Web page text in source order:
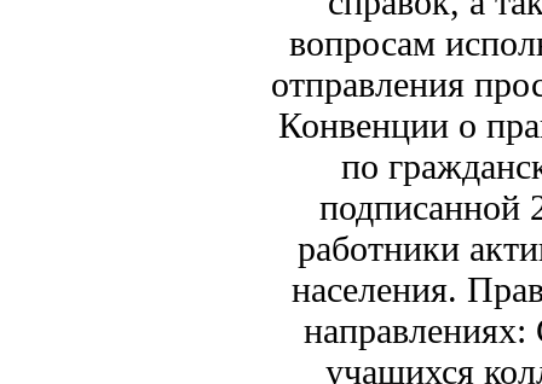
вопросам
отправления
Конвенции о
по
подписанной
работники
населения.
учащихся